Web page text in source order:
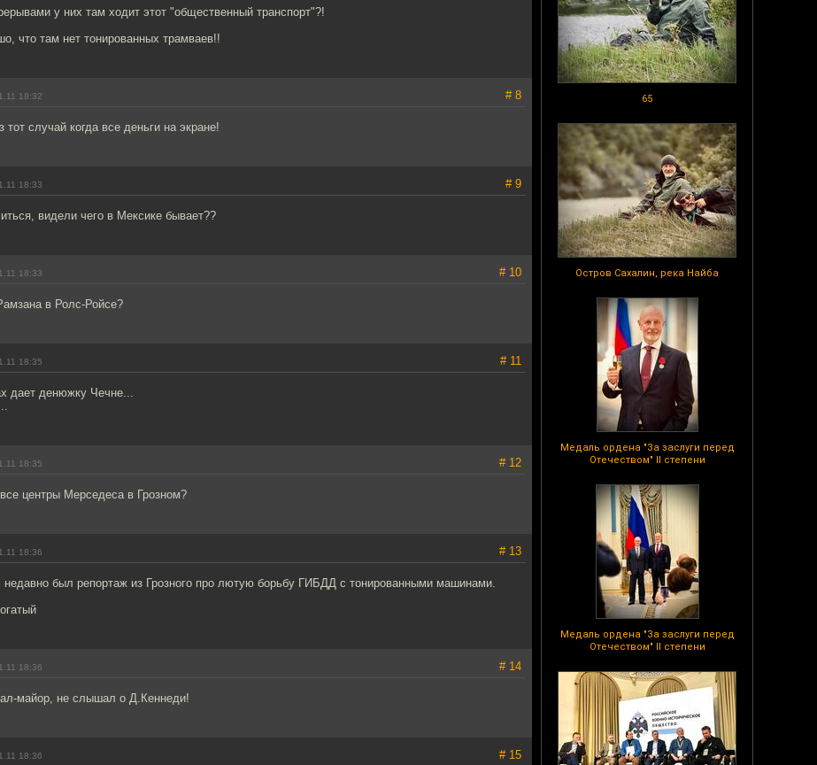
65
Остров Сахалин, река Найба
Медаль ордена "За заслуги перед
Отечеством" II степени
Медаль ордена "За заслуги перед
Отечеством" II степени
у них там ходит этот "общественный транспорт"?!
что там нет тонированных трамваев!!
18:32 # 8
тот случай когда все деньги на экране!
18:33 # 9
видели чего в Мексике бывает??
18:33 # 10
в Ролс-Ройсе?
18:35 # 11
дает денюжку Чечне...
18:35 # 12
центры Мерседеса в Грозном?
18:36 # 13
недавно был репортаж из Грозного про лютую борьбу ГИБДД с тонированными машинами.
18:36 # 14
майор, не слышал о Д.Кеннеди!
18:36 # 15